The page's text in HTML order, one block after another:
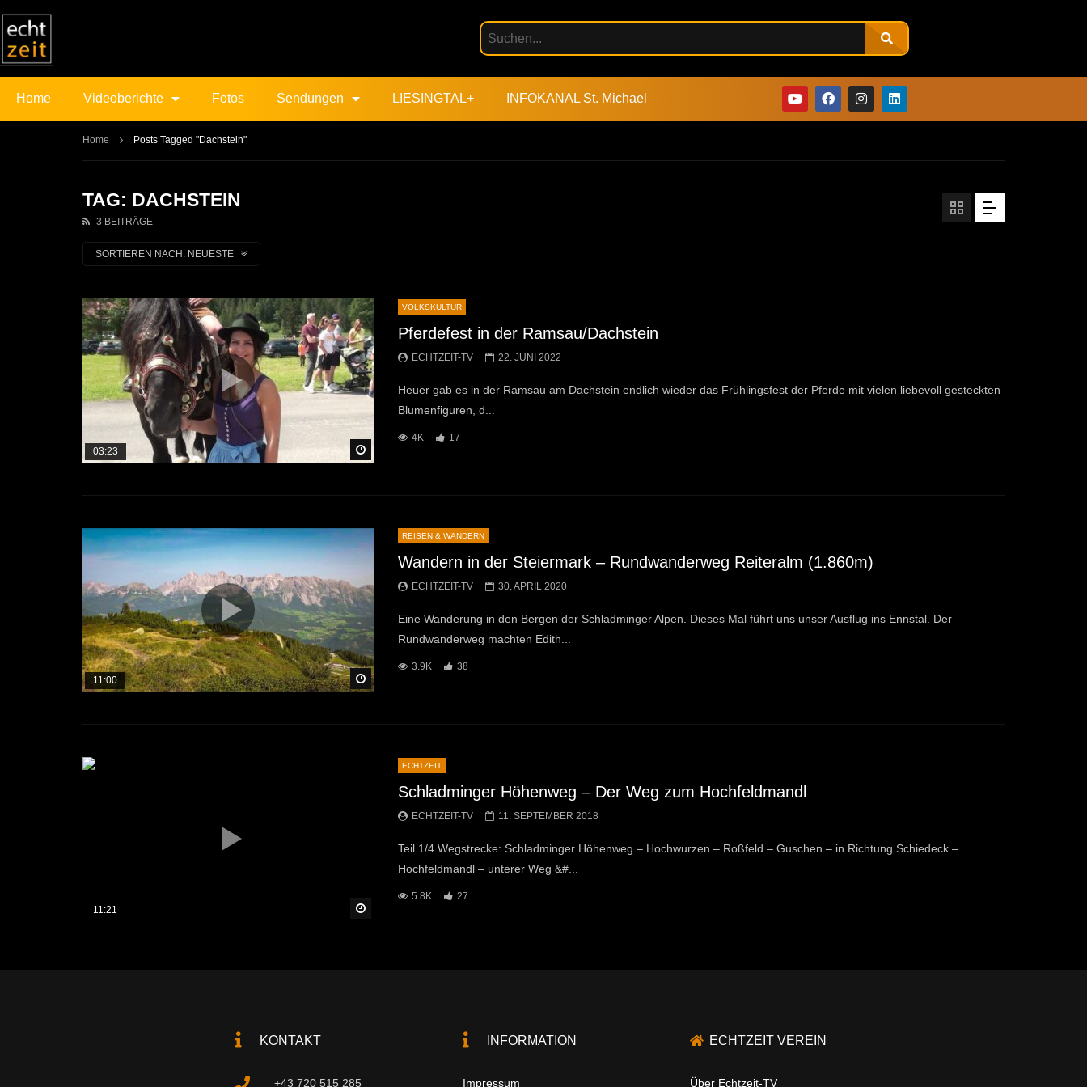
Home Videoberichte Fotos Sendungen LIESINGTAL+ INFOKANAL St. Michael
Home Posts Tagged "Dachstein"
TAG: DACHSTEIN
3 BEITRÄGE
SORTIEREN NACH: NEUESTE
03:23
VOLKSKULTUR
Pferdefest in der Ramsau/Dachstein
ECHTZEIT-TV 22. JUNI 2022
Heuer gab es in der Ramsau am Dachstein endlich wieder das Frühlingsfest der Pferde mit vielen liebevoll gesteckten
Blumenfiguren, d...
4K 17
Später Ansehen
11:00
REISEN & WANDERN
Wandern in der Steiermark – Rundwanderweg Reiteralm (1.860m)
ECHTZEIT-TV 30. APRIL 2020
Eine Wanderung in den Bergen der Schladminger Alpen. Dieses Mal führt uns unser Ausflug ins Ennstal. Der
Rundwanderweg machten Edith...
3.9K 38
11:21
ECHTZEIT
Schladminger Höhenweg – Der Weg zum Hochfeldmandl
ECHTZEIT-TV 11. SEPTEMBER 2018
Teil 1/4 Wegstrecke: Schladminger Höhenweg – Hochwurzen – Roßfeld – Guschen – in Richtung Schiedeck –
Hochfeldmandl – unterer Weg &#...
5.8K 27
KONTAKT
+43 720 515 285
INFORMATION
Impressum
ECHTZEIT VEREIN
Über Echtzeit-TV